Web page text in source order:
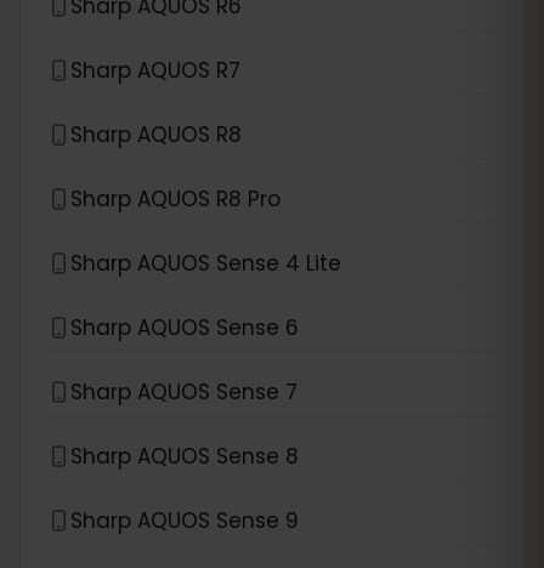
Sharp AQUOS R7
Sharp AQUOS R8
Sharp AQUOS R8 Pro
Sharp AQUOS Sense 4 Lite
Sharp AQUOS Sense 6
Sharp AQUOS Sense 7
Sharp AQUOS Sense 8
Sharp AQUOS Sense 9